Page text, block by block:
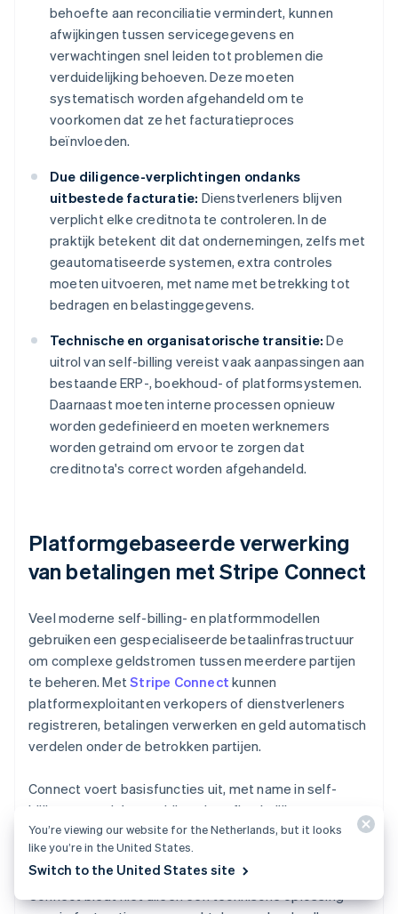
behoefte aan reconciliatie vermindert, kunnen
afwijkingen tussen servicegegevens en
verwachtingen snel leiden tot problemen die
verduidelijking behoeven. Deze moeten
systematisch worden afgehandeld om te
voorkomen dat ze het facturatieproces
beïnvloeden.
Due diligence-verplichtingen ondanks
uitbestede facturatie: Dienstverleners blijven
verplicht elke creditnota te controleren. In de
praktijk betekent dit dat ondernemingen, zelfs met
geautomatiseerde systemen, extra controles
moeten uitvoeren, met name met betrekking tot
bedragen en belastinggegevens.
Technische en organisatorische transitie: De
uitrol van self-billing vereist vaak aanpassingen aan
bestaande ERP-, boekhoud- of platformsystemen.
Daarnaast moeten interne processen opnieuw
worden gedefinieerd en moeten werknemers
worden getraind om ervoor te zorgen dat
creditnota's correct worden afgehandeld.
Platformgebaseerde verwerking
van betalingen met Stripe Connect
Veel moderne self-billing- en platformmodellen
gebruiken een gespecialiseerde betaalinfrastructuur
om complexe geldstromen tussen meerdere partijen
te beheren. MetStripe Connect kunnen
platformexploitanten verkopers of dienstverleners
registreren, betalingen verwerken en geld automatisch
verdelen onder de betrokken partijen.
Connect voert basisfuncties uit, met name in self-
billing-scenario's waarbij veel onafhankelijke
dienstverleners betrokken zijn. Connect kan
transacties bundelen, uitbetalingen beheren en een
transparant overzicht van geldstromen bieden.
Connect biedt niet alleen een technische oplossing
You’re viewing our website for the Netherlands, but it looks
like you’re in the United States.
Switch to the United States site